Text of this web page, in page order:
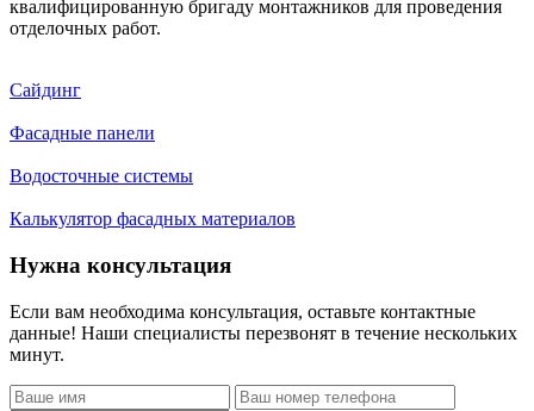
квалифицированную бригаду монтажников для проведения
отделочных работ.
Сайдинг
Фасадные панели
Водосточные системы
Калькулятор фасадных материалов
Нужна консультация
Если вам необходима консультация, оставьте контактные
данные! Наши специалисты перезвонят в течение нескольких
минут.